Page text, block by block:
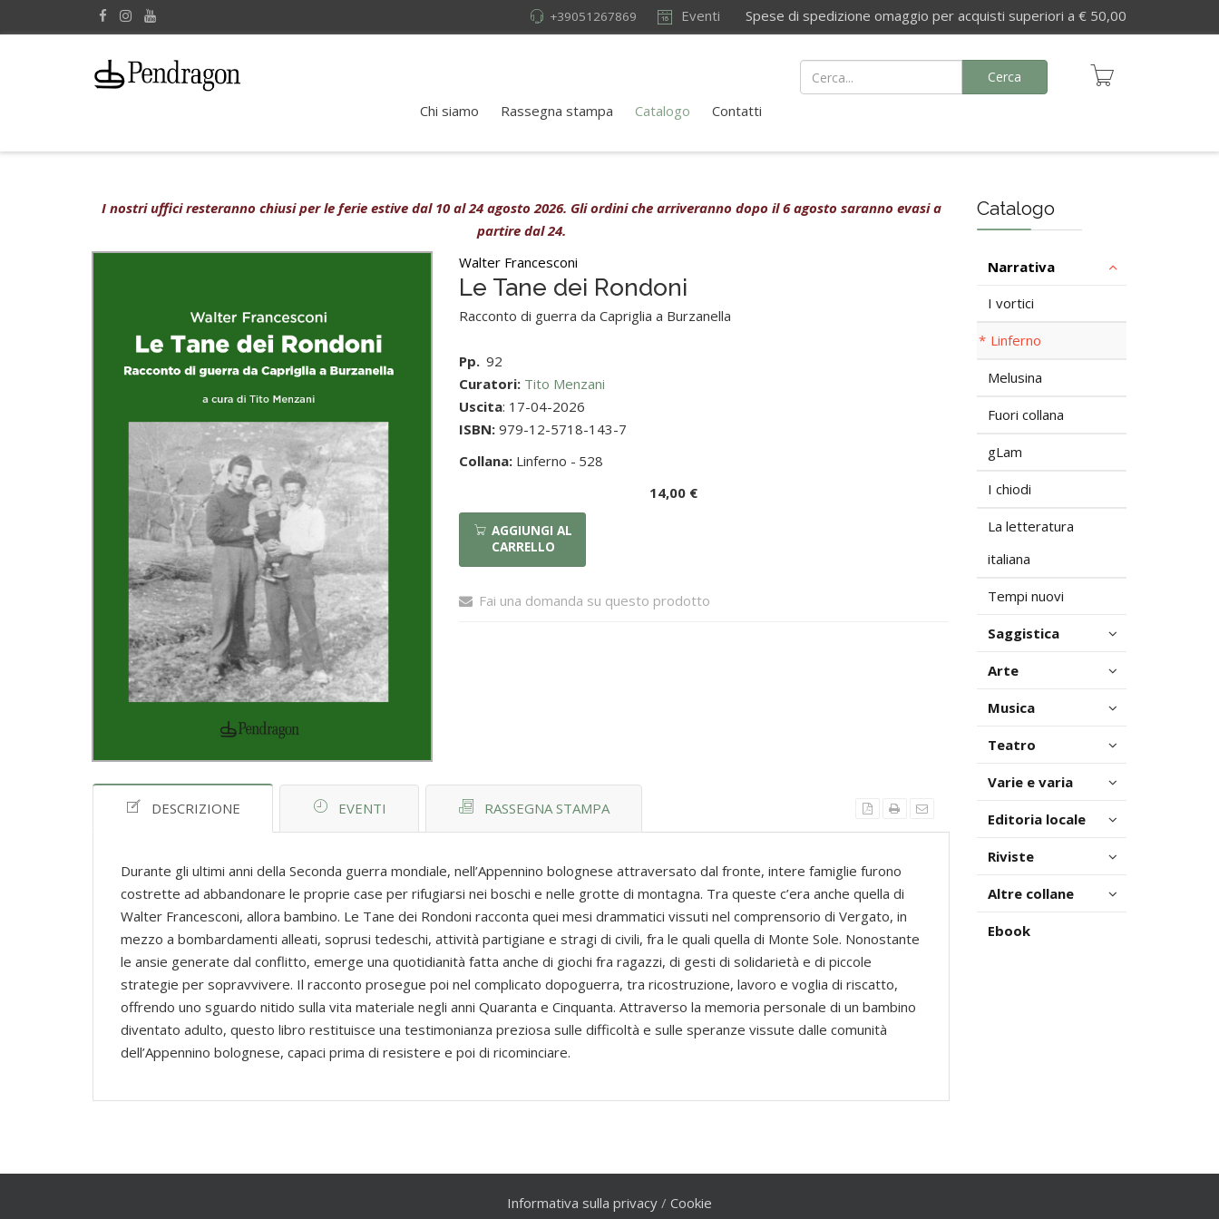
Eventi Spese di spedizione omaggio per acquisti superiori a € 50,00
+39051267869
Chi siamo Rassegna stampa Catalogo Contatti
Cerca
I nostri uffici resteranno chiusi per le ferie estive dal 10 al 24 agosto 2026. Gli ordini che arriveranno dopo il 6 agosto saranno evasi a
partire dal 24.
Walter Francesconi
Le Tane dei Rondoni
Racconto di guerra da Capriglia a Burzanella
Pp. 92
Curatori: Tito Menzani
Uscita: 17-04-2026
ISBN: 979-12-5718-143-7
Collana: Linferno - 528
14,00 €
AGGIUNGI AL
CARRELLO
Fai una domanda su questo prodotto
DESCRIZIONE EVENTI RASSEGNA STAMPA
Durante gli ultimi anni della Seconda guerra mondiale, nell’Appennino bolognese attraversato dal fronte, intere famiglie furono
costrette ad abbandonare le proprie case per rifugiarsi nei boschi e nelle grotte di montagna. Tra queste c’era anche quella di
Walter Francesconi, allora bambino. Le Tane dei Rondoni racconta quei mesi drammatici vissuti nel comprensorio di Vergato, in
mezzo a bombardamenti alleati, soprusi tedeschi, attività partigiane e stragi di civili, fra le quali quella di Monte Sole. Nonostante
le ansie generate dal conflitto, emerge una quotidianità fatta anche di giochi fra ragazzi, di gesti di solidarietà e di piccole
strategie per sopravvivere. Il racconto prosegue poi nel complicato dopoguerra, tra ricostruzione, lavoro e voglia di riscatto,
offrendo uno sguardo nitido sulla vita materiale negli anni Quaranta e Cinquanta. Attraverso la memoria personale di un bambino
diventato adulto, questo libro restituisce una testimonianza preziosa sulle difficoltà e sulle speranze vissute dalle comunità
dell’Appennino bolognese, capaci prima di resistere e poi di ricominciare.
Catalogo
Narrativa
I vortici
Linferno
Melusina
Fuori collana
gLam
I chiodi
La letteratura
italiana
Tempi nuovi
Saggistica
Arte
Musica
Teatro
Varie e varia
Editoria locale
Riviste
Altre collane
Ebook
Informativa sulla privacy / Cookie